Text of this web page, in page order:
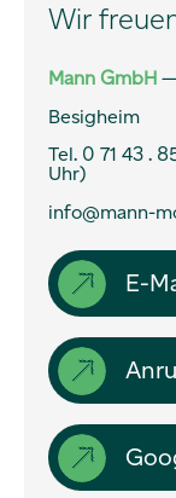
Zahnarzt
Karriere
Impressum
Datenschutz
Wir
Mann GmbH
Besigheim
Tel. 0 71 43 .
Uhr)
info@mann-
E-